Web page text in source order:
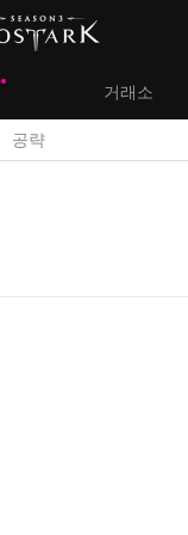
메
거래소
서
공략